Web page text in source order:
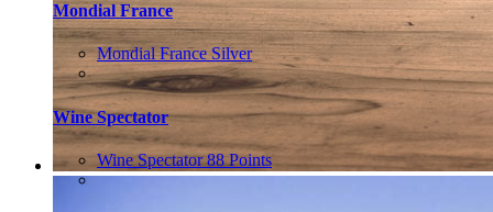
Mondial France
Mondial France Silver
Wine Spectator
Wine Spectator 88 Points